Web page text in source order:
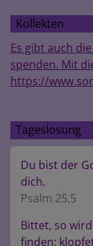
Kollekten
Es gibt auch
spenden. Mit
https://
Tageslosung
Du bist der
dich.
Psalm 25,5
Bittet, so
finden;